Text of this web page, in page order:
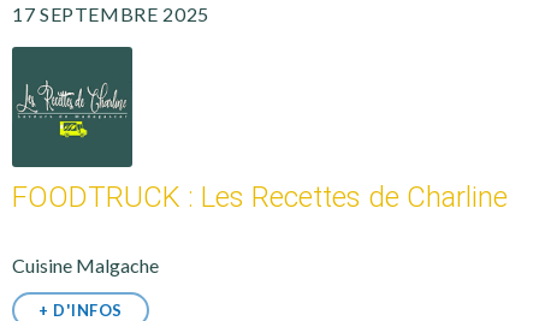
17 SEPTEMBRE 2025
FOODTRUCK : Les Recettes de Charline
Cuisine Malgache
+ D'INFOS